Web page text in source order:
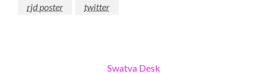
rjd poster
twitter
Swatva Desk